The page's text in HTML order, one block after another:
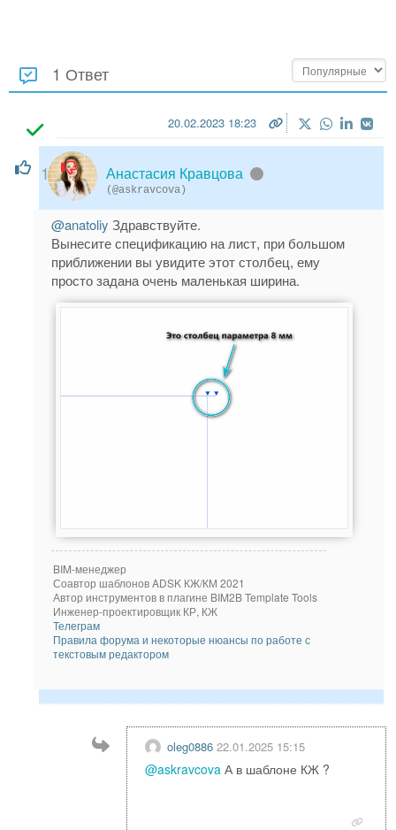
1 Ответ
1
20.02.2023 18:23
Анастасия Кравцова
(@askravcova)
@anatoliy Здравствуйте.
Вынесите спецификацию на лист, при большом
приближении вы увидите этот столбец, ему
просто задана очень маленькая ширина.
BIM-менеджер
Соавтор шаблонов ADSK КЖ/КМ 2021
Автор инструментов в плагине BIM2B Template Tools
Инженер-проектировщик КР, КЖ
Телеграм
Правила форума и некоторые нюансы по работе с
текстовым редактором
oleg0886 22.01.2025 15:15
@askravcova А в шаблоне КЖ ?